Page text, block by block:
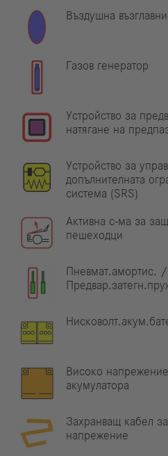
Въздушна
Газов генератор
Устройство за
натягане на
Устройство за
допълнителната
система (SRS)
Активна с-ма за
пешеходци
Пневмат.амортис. /
Високо
акумулатора
Захранващ кабел
напрежение